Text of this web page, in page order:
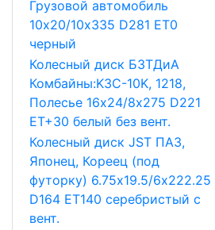
Грузовой автомобиль
10х20/10х335 D281 ET0
черный
Колесный диск БЗТДиА
Комбайны:K3C-10K, 1218,
Полесье 16х24/8х275 D221
ET+30 белый без вент.
Колесный диск JST ПАЗ,
Японец, Кореец (под
футорку) 6.75х19.5/6х222.25
D164 ET140 серебристый с
вент.